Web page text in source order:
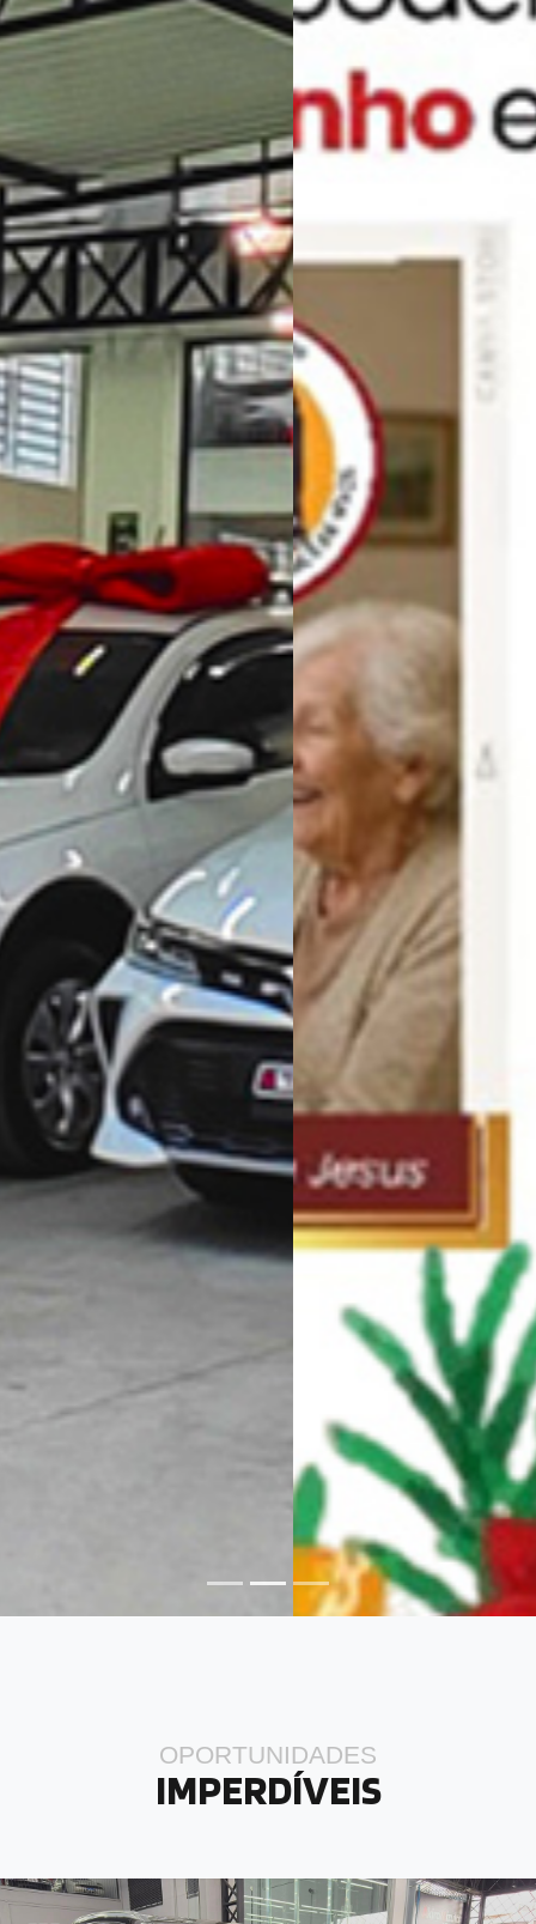
OPORTUNIDADES
IMPERDÍVEIS